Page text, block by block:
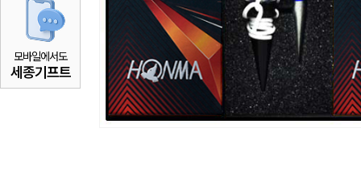
모바일에서도
세종기프트